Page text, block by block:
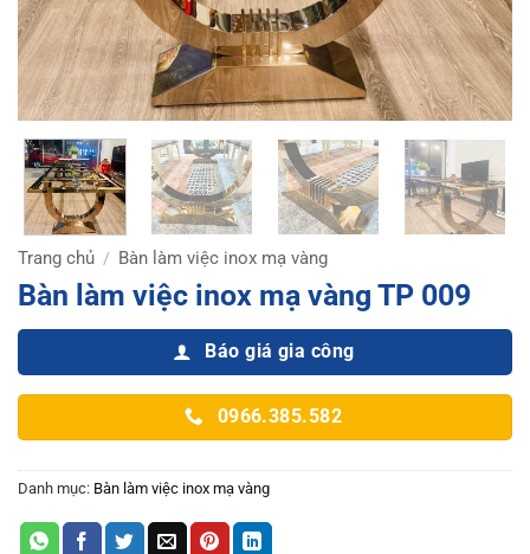
Trang chủ / Bàn làm việc inox mạ vàng
Bàn làm việc inox mạ vàng TP 009
Báo giá gia công
0966.385.582
Danh mục: Bàn làm việc inox mạ vàng